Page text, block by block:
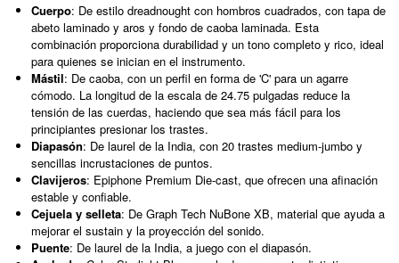
Cuerpo: De estilo dreadnought con hombros cuadrados, con tapa de
abeto laminado y aros y fondo de caoba laminada. Esta
combinación proporciona durabilidad y un tono completo y rico, ideal
para quienes se inician en el instrumento.
Mástil: De caoba, con un perfil en forma de 'C' para un agarre
cómodo. La longitud de la escala de 24.75 pulgadas reduce la
tensión de las cuerdas, haciendo que sea más fácil para los
principiantes presionar los trastes.
Diapasón: De laurel de la India, con 20 trastes medium-jumbo y
sencillas incrustaciones de puntos.
Clavijeros: Epiphone Premium Die-cast, que ofrecen una afinación
estable y confiable.
Cejuela y selleta: De Graph Tech NuBone XB, material que ayuda a
mejorar el sustain y la proyección del sonido.
Puente: De laurel de la India, a juego con el diapasón.